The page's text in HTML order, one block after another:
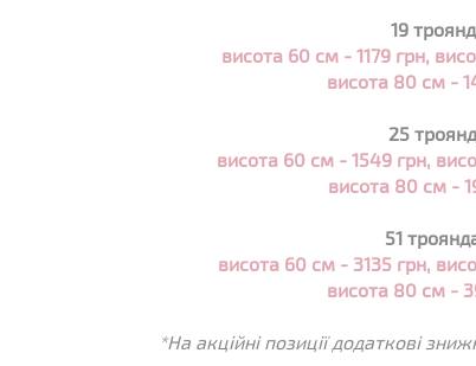
19 троянд
висота 60 см - 1179 грн,
висота 80 см -
25
висота 60 см - 1549 грн,
висота 80 см -
51
висота 60 см - 3135 грн,
висота 80 см -
*На акційні позиції додаткові